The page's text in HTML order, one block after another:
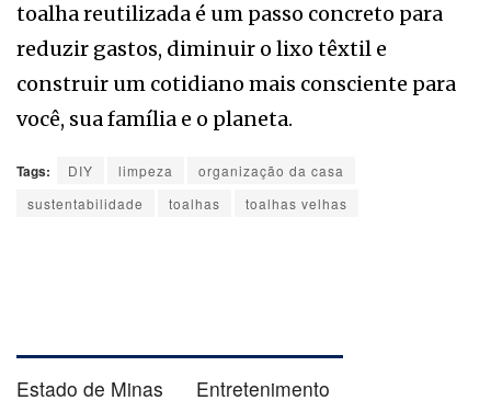
toalha reutilizada é um passo concreto para
reduzir gastos, diminuir o lixo têxtil e
construir um cotidiano mais consciente para
você, sua família e o planeta.
Tags: DIY limpeza
organização da casa
sustentabilidade
toalhas toalhas velhas
Estado de Minas Entretenimento